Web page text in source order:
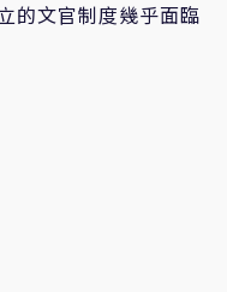
的文官制度幾乎面臨